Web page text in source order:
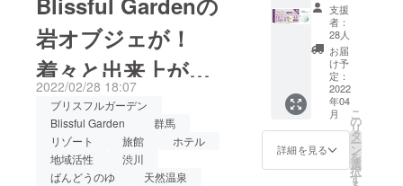
楽しみにしております‼︎
い合わせも日に日に増えて
おり、大変嬉しい悲鳴を上
げています‼引き続きあと14
日間、1人でも多くの方にこ
のプロジェクトを知ってい
ただくため、頑張って参り
ます‼︎
岩オブジェが！
着々と出来上がっ
てきました！
2022/02/28 18:07
ブリスフルガーデン
Blissful Garden
群馬
リゾート
旅館
ホテル
地域活性
渋川
ばんどうのゆ
天然温泉
しま
す。 地
元の素
材をふ
んだん
に使っ
た夕
食、朝
食付
き。お
飲み物
メール
◆グラ
ンド
オープ
ン後
に、大
人１
名、子
供１名
（小学
生以
シブ付
【ドー
ムホテ
ル型グ
ランピ
ングリ
ゾート
１泊２
日宿泊
券（ペ
ア）
支援
者：
28人
お届
け予
定：
2022
年04
月
詳細を見る
こ
の
リ
タ
ー
ン
を
選
択
す